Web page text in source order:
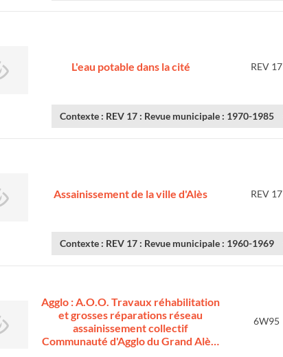
L'eau potable dans la cité REV 17
Contexte : REV 17 : Revue municipale : 1970-1985
Assainissement de la ville d'Alès REV 17
Contexte : REV 17 : Revue municipale : 1960-1969
Agglo : A.O.O. Travaux réhabilitation
et grosses réparations réseau
assainissement collectif
Communauté d'Agglo du Grand Alè…
6W95